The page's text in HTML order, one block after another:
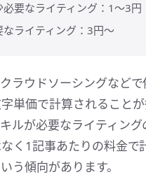
必要なライティング：1〜3円
なライティング：3円〜
ラウドソーシングなど
単価で計算されること
ルが必要なライティング
く1記事あたりの料金で
う傾向があります。